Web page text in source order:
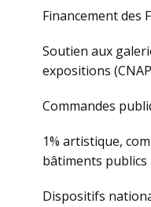
Financement des
Soutien aux
expositions
Commandes
1% artistique,
bâtiments publics
Dispositifs